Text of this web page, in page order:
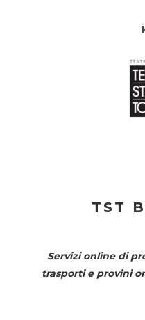
TST
Servizi online di
trasporti e provini